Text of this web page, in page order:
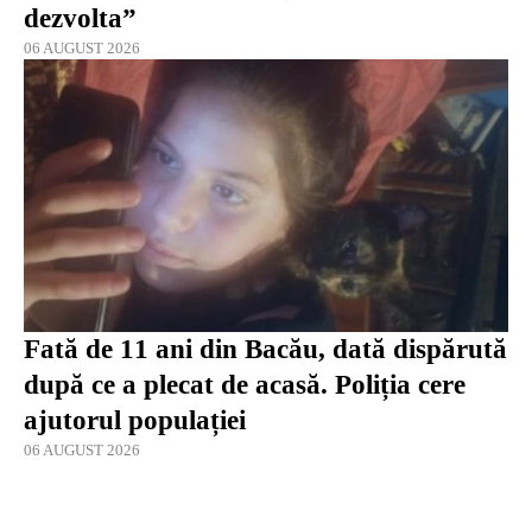
dezvolta”
06 AUGUST 2026
Fată de 11 ani din Bacău, dată dispărută
după ce a plecat de acasă. Poliția cere
ajutorul populației
06 AUGUST 2026